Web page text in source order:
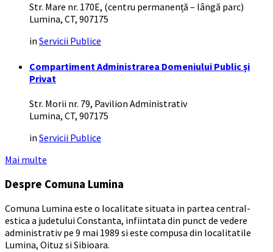
Str. Mare nr. 170E, (centru permanență – lângă parc)
Lumina, CT, 907175
in Servicii Publice
Compartiment Administrarea Domeniului Public și
Privat
Str. Morii nr. 79, Pavilion Administrativ
Lumina, CT, 907175
in Servicii Publice
Mai multe
Despre Comuna Lumina
Comuna Lumina este o localitate situata in partea central-
estica a judetului Constanta, infiintata din punct de vedere
administrativ pe 9 mai 1989 si este compusa din localitatile
Lumina, Oituz si Sibioara.